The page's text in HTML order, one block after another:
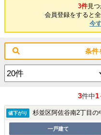
3件見つ
会員登録をすると全
今
条件
3件中1
値下がり 杉並区阿佐谷南2丁目の
一戸建て